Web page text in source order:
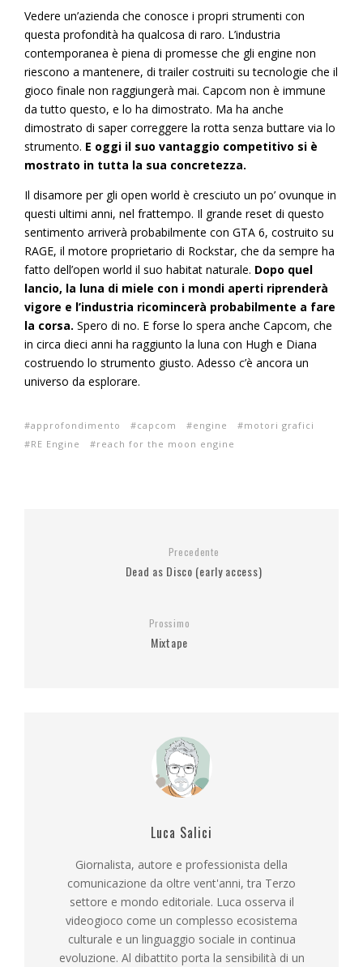
Vedere un’azienda che conosce i propri strumenti con
questa profondità ha qualcosa di raro. L’industria
contemporanea è piena di promesse che gli engine non
riescono a mantenere, di trailer costruiti su tecnologie che il
gioco finale non raggiungerà mai. Capcom non è immune
da tutto questo, e lo ha dimostrato. Ma ha anche
dimostrato di saper correggere la rotta senza buttare via lo
strumento. E oggi il suo vantaggio competitivo si è
mostrato in tutta la sua concretezza.
Il disamore per gli open world è cresciuto un po’ ovunque in
questi ultimi anni, nel frattempo. Il grande reset di questo
sentimento arriverà probabilmente con GTA 6, costruito su
RAGE, il motore proprietario di Rockstar, che da sempre ha
fatto dell’open world il suo habitat naturale. Dopo quel
lancio, la luna di miele con i mondi aperti riprenderà
vigore e l’industria ricomincerà probabilmente a fare
la corsa. Spero di no. E forse lo spera anche Capcom, che
in circa dieci anni ha raggiunto la luna con Hugh e Diana
costruendo lo strumento giusto. Adesso c’è ancora un
universo da esplorare.
approfondimento capcom engine
motori grafici
RE Engine
reach for the moon engine
Precedente
Dead as Disco (early access)
Prossimo
Mixtape
Luca Salici
Giornalista, autore e professionista della
comunicazione da oltre vent'anni, tra Terzo
settore e mondo editoriale. Luca osserva il
videogioco come un complesso ecosistema
culturale e un linguaggio sociale in continua
evoluzione. Al dibattito porta la sensibilità di un